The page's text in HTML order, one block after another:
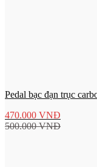
Pedal bạc đạn trục
470.000 VNĐ
500.000VNĐ